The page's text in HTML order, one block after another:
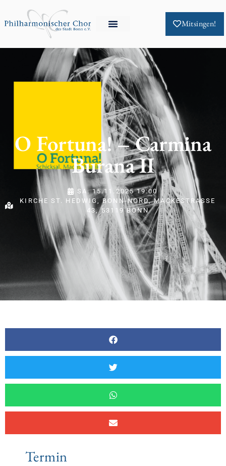
DortmundApotheke.com
Mitsingen!
O Fortuna! – Carmina
Burana II
SA. 15.11.2025 19:00
KIRCHE ST. HEDWIG, BONN-NORD, MACKESTRASSE 4
3, 53119 BONN
Termin